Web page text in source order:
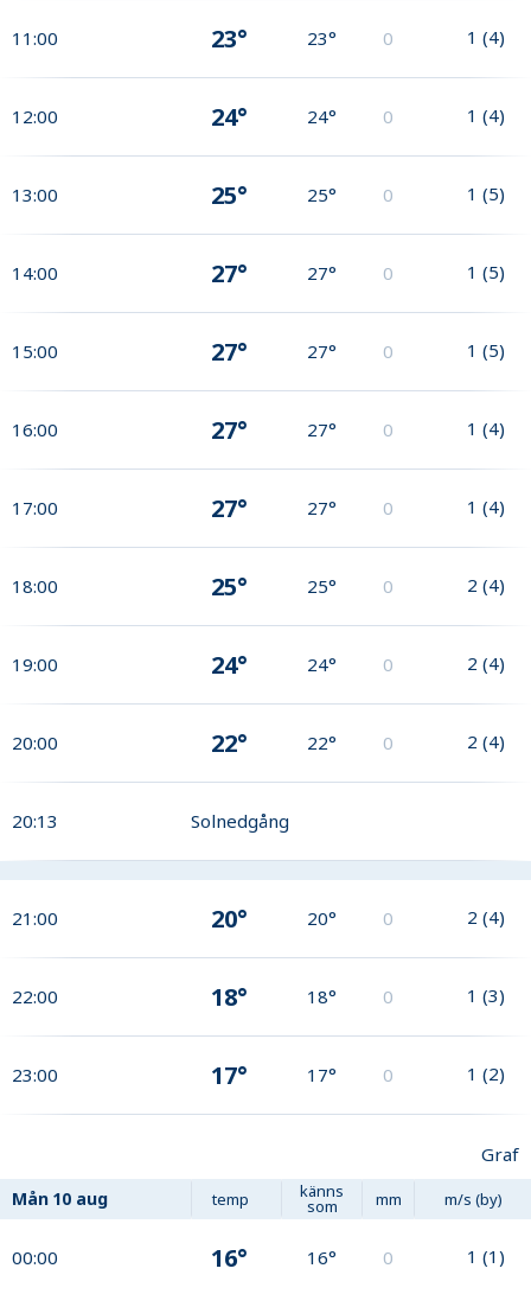
11:00 23° 23° 0 1 (4)
12:00 24° 24° 0 1 (4)
13:00 25° 25° 0 1 (5)
14:00 27° 27° 0 1 (5)
15:00 27° 27° 0 1 (5)
16:00 27° 27° 0 1 (4)
17:00 27° 27° 0 1 (4)
18:00 25° 25° 0 2 (4)
19:00 24° 24° 0 2 (4)
20:00 22° 22° 0 2 (4)
20:13 Solnedgång
21:00 20° 20° 0 2 (4)
22:00 18° 18° 0 1 (3)
23:00 17° 17° 0 1 (2)
Graf
Mån 10 aug temp känns
som mm m/s (by)
00:00 16° 16° 0 1 (1)